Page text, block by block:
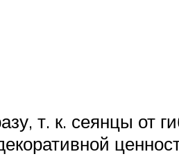
т. к. сеянцы от